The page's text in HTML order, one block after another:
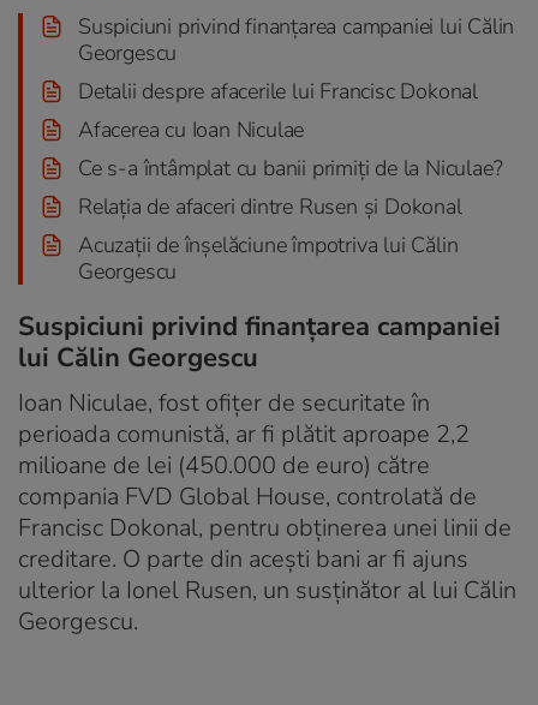
Suspiciuni privind finanțarea campaniei lui Călin
Georgescu
Detalii despre afacerile lui Francisc Dokonal
Afacerea cu Ioan Niculae
Ce s-a întâmplat cu banii primiți de la Niculae?
Relația de afaceri dintre Rusen și Dokonal
Acuzații de înșelăciune împotriva lui Călin
Georgescu
Suspiciuni privind finanțarea campaniei
lui Călin Georgescu
Ioan Niculae, fost ofițer de securitate în
perioada comunistă, ar fi plătit aproape 2,2
milioane de lei (450.000 de euro) către
compania FVD Global House, controlată de
Francisc Dokonal, pentru obținerea unei linii de
creditare. O parte din acești bani ar fi ajuns
ulterior la Ionel Rusen, un susținător al lui Călin
Georgescu.